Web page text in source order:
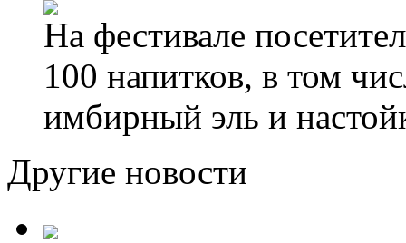
На фестивале
100 напитков, в том
имбирный эль и
Другие новости